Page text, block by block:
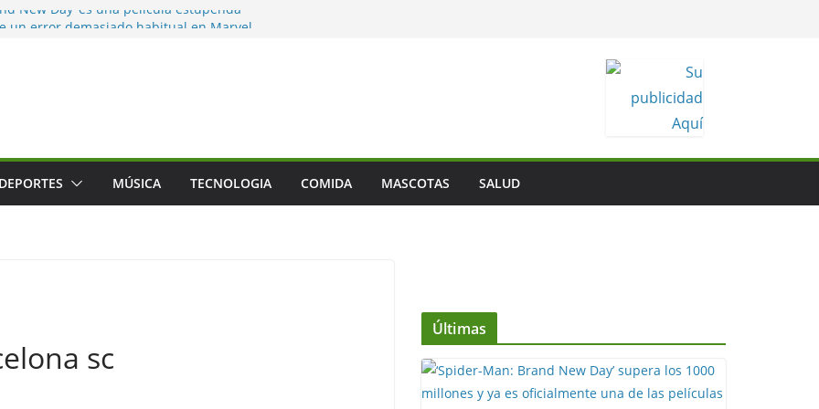
New Day’ es una película estupenda
experiencia musical irrepetible: Corona
DEPORTES MÚSICA TECNOLOGIA COMIDA MASCOTAS SALUD
sc
Últimas